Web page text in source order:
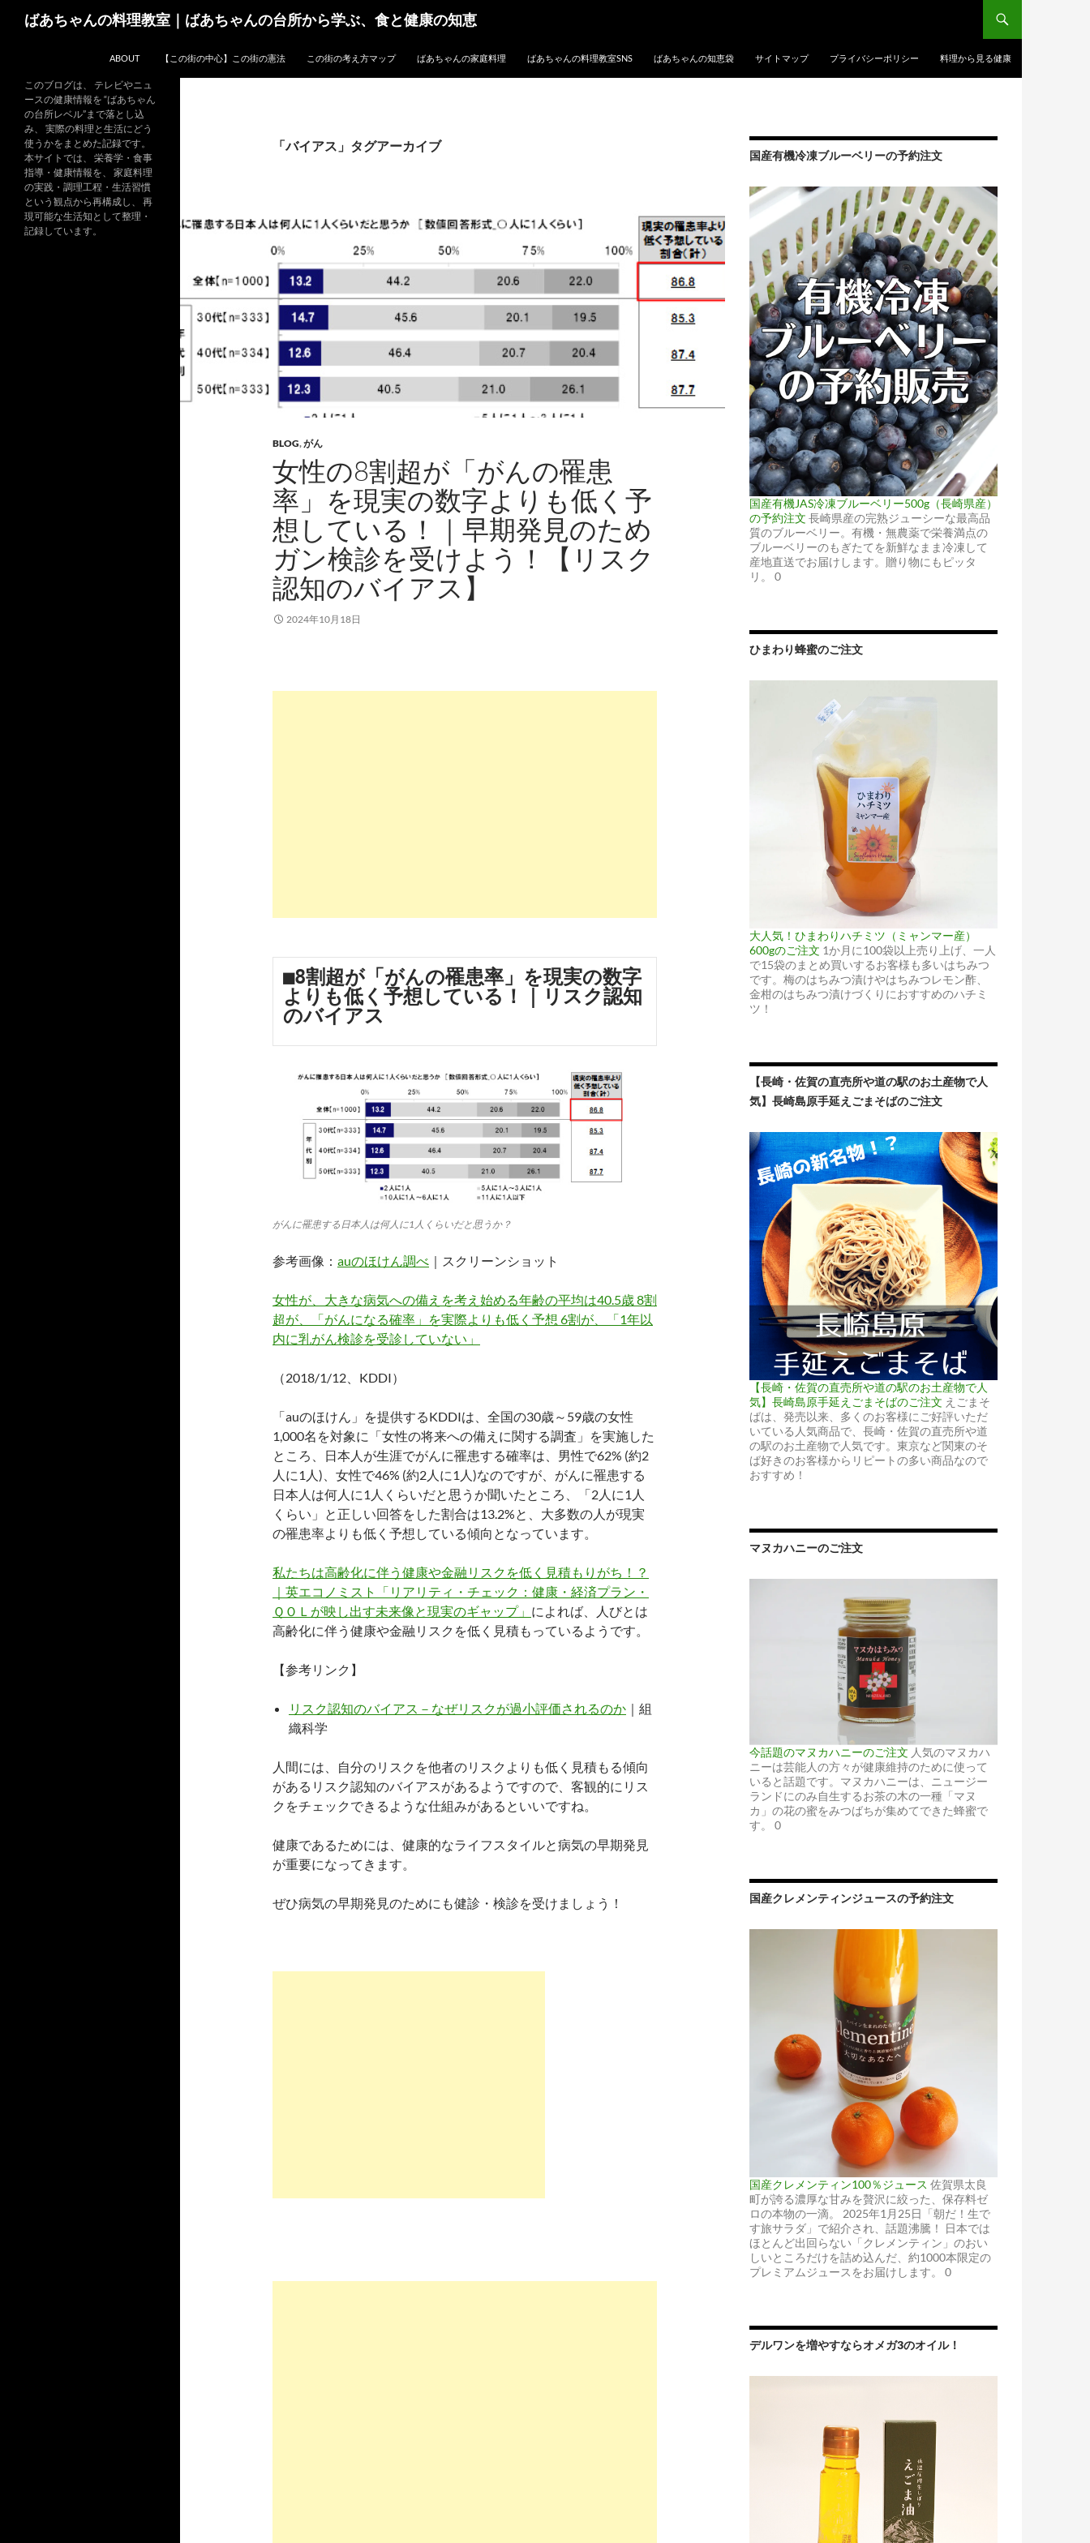
ばあちゃんの料理教室｜ばあちゃんの台所から学ぶ、食と健康の知恵
ABOUT 【この街の中心】この街の憲法 この街の考え方マップ ばあちゃんの家庭料理 ばあちゃんの料理教室SNS ばあちゃんの知恵袋 サイトマップ プライバシーポリシー 料理から見る健康
「バイアス」タグアーカイブ
BLOG,がん
女性の8割超が「がんの罹患
率」を現実の数字よりも低く予
想している！｜早期発見のため
ガン検診を受けよう！【リスク
認知のバイアス】
2024年10月18日
■8割超が「がんの罹患率」を現実の数字
よりも低く予想している！｜リスク認知
のバイアス
がんに罹患する日本人は何人に1人くらいだと思うか？
参考画像： auのほけん調べ ｜スクリーンショット
女性が、大きな病気への備えを考え始める年齢の平均は40.5歳 8割
超が、「がんになる確率」を実際よりも低く予想 6割が、「1年以
内に乳がん検診を受診していない」
（2018/1/12、KDDI）
「auのほけん」を提供するKDDIは、全国の30歳～59歳の女性
1,000名を対象に「女性の将来への備えに関する調査」を実施した
ところ、日本人が生涯でがんに罹患する確率は、男性で62% (約2
人に1人)、女性で46% (約2人に1人)なのですが、がんに罹患する
日本人は何人に1人くらいだと思うか聞いたところ、「2人に1人
くらい」と正しい回答をした割合は13.2%と、大多数の人が現実
の罹患率よりも低く予想している傾向となっています。
私たちは高齢化に伴う健康や金融リスクを低く見積もりがち！？
｜英エコノミスト「リアリティ・チェック：健康・経済プラン・
ＱＯＬが映し出す未来像と現実のギャップ」 によれば、人びとは
高齢化に伴う健康や金融リスクを低く見積もっているようです。
【参考リンク】
リスク認知のバイアス－なぜリスクが過小評価されるのか ｜組
織科学
人間には、自分のリスクを他者のリスクよりも低く見積もる傾向
があるリスク認知のバイアスがあるようですので、客観的にリス
クをチェックできるような仕組みがあるといいですね。
健康であるためには、健康的なライフスタイルと病気の早期発見
が重要になってきます。
ぜひ病気の早期発見のためにも健診・検診を受けましょう！
国産有機冷凍ブルーベリーの予約注文
国産有機JAS冷凍ブルーベリー500g（長崎県産）
の予約注文 長崎県産の完熟ジューシーな最高品
質のブルーベリー。有機・無農薬で栄養満点の
ブルーベリーのもぎたてを新鮮なまま冷凍して
産地直送でお届けします。贈り物にもピッタ
リ。 0
ひまわり蜂蜜のご注文
大人気！ひまわりハチミツ（ミャンマー産）
600gのご注文 1か月に100袋以上売り上げ、一人
で15袋のまとめ買いするお客様も多いはちみつ
です。梅のはちみつ漬けやはちみつレモン酢、
金柑のはちみつ漬けづくりにおすすめのハチミ
ツ！
【長崎・佐賀の直売所や道の駅のお土産物で人
気】長崎島原手延えごまそばのご注文
【長崎・佐賀の直売所や道の駅のお土産物で人
気】長崎島原手延えごまそばのご注文 えごまそ
ばは、発売以来、多くのお客様にご好評いただ
いている人気商品で、長崎・佐賀の直売所や道
の駅のお土産物で人気です。東京など関東のそ
ば好きのお客様からリピートの多い商品なので
おすすめ！
マヌカハニーのご注文
今話題のマヌカハニーのご注文 人気のマヌカハ
ニーは芸能人の方々が健康維持のために使って
いると話題です。マヌカハニーは、ニュージー
ランドにのみ自生するお茶の木の一種「マヌ
カ」の花の蜜をみつばちが集めてできた蜂蜜で
す。 0
国産クレメンティンジュースの予約注文
国産クレメンティン100％ジュース 佐賀県太良
町が誇る濃厚な甘みを贅沢に絞った、保存料ゼ
ロの本物の一滴。 2025年1月25日「朝だ！生で
す旅サラダ」で紹介され、話題沸騰！ 日本では
ほとんど出回らない「クレメンティン」のおい
しいところだけを詰め込んだ、約1000本限定の
プレミアムジュースをお届けします。 0
デルワンを増やすならオメガ3のオイル！
このブログは、 テレビやニュ
ースの健康情報を “ばあちゃん
の台所レベル”まで落とし込
み、 実際の料理と生活にどう
使うかをまとめた記録です。
本サイトでは、 栄養学・食事
指導・健康情報を、 家庭料理
の実践・調理工程・生活習慣
という観点から再構成し、 再
現可能な生活知として整理・
記録しています。